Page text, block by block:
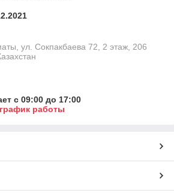
ул. Сокпакбаева 72, 2 этаж, 206
с 09:00 до 17:00
работы